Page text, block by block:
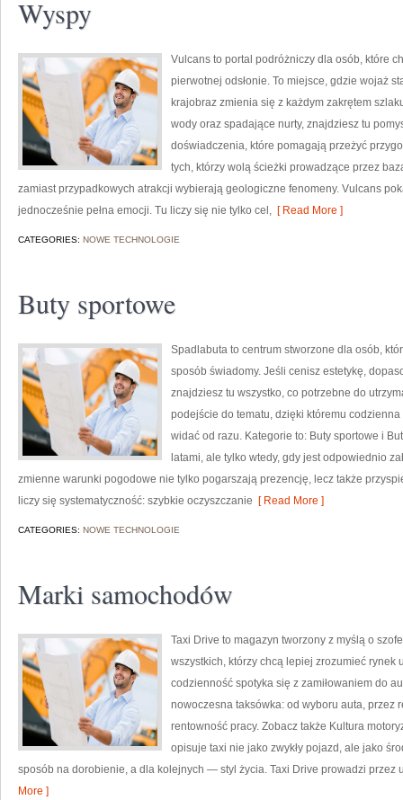
Wyspy
Vulcans to portal podróżniczy dla osób, które
pierwotnej odsłonie. To miejsce, gdzie wojaż
krajobraz zmienia się z każdym zakrętem
wody oraz spadające nurty, znajdziesz tu
doświadczenia, które pomagają przeżyć
tych, którzy wolą ścieżki prowadzące przez
zamiast przypadkowych atrakcji wybierają geologiczne fenomeny. Vulcans
jednocześnie pełna emocji. Tu liczy się nie tylko cel, [ Read More ]
CATEGORIES: NOWE TECHNOLOGIE
Buty sportowe
Spadlabuta to centrum stworzone dla osób,
sposób świadomy. Jeśli cenisz estetykę,
znajdziesz tu wszystko, co potrzebne do
podejście do tematu, dzięki któremu
widać od razu. Kategorie to: Buty sportowe i
latami, ale tylko wtedy, gdy jest odpowiednio
zmienne warunki pogodowe nie tylko pogarszają prezencję, lecz także
liczy się systematyczność: szybkie oczyszczanie [ Read More ]
CATEGORIES: NOWE TECHNOLOGIE
Marki samochodów
Taxi Drive to magazyn tworzony z myślą o
wszystkich, którzy chcą lepiej zrozumieć rynek
codzienność spotyka się z zamiłowaniem do
nowoczesna taksówka: od wyboru auta, przez
rentowność pracy. Zobacz także Kultura
opisuje taxi nie jako zwykły pojazd, ale jako
sposób na dorobienie, a dla kolejnych — styl życia. Taxi Drive prowadzi przez
More ]